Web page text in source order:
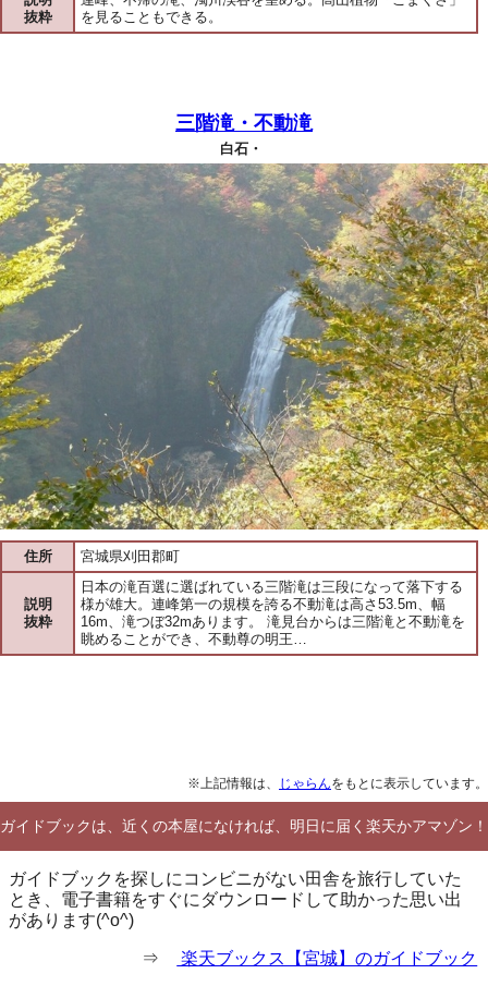
抜粋
を見ることもできる。
三階滝・不動滝
白石・
住所 宮城県刈田郡町
説明
抜粋
日本の滝百選に選ばれている三階滝は三段になって落下する
様が雄大。連峰第一の規模を誇る不動滝は高さ53.5m、幅
16m、滝つぼ32mあります。 滝見台からは三階滝と不動滝を
眺めることができ、不動尊の明王…
※上記情報は、 じゃらんをもとに表示しています。
ガイドブックは、近くの本屋になければ、明日に届く楽天かアマゾン！
ガイドブックを探しにコンビニがない田舎を旅行していた
とき、電子書籍をすぐにダウンロードして助かった思い出
があります(^o^)
⇒ 楽天ブックス【宮城】のガイドブック